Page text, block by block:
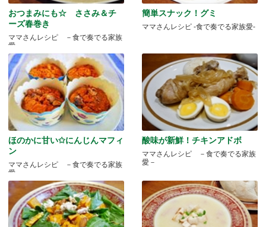
おつまみにも☆ ささみ＆チ
ーズ春巻き
ママさんレシピ －食で奏でる家族
愛－
簡単スナック！グミ
ママさんレシピ -食で奏でる家族愛-
ほのかに甘い✩にんじんマフィ
ン
ママさんレシピ －食で奏でる家族
愛－
酸味が新鮮！チキンアドボ
ママさんレシピ －食で奏でる家族
愛－